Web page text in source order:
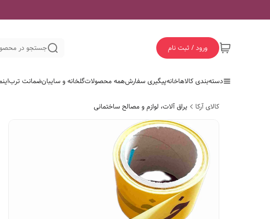
ورود / ثبت نام جستجو در
دسته‌بندی کالاهاخانهپیگیری سفارشهمه محصولاتگلخانه و سایبانضمانت ترب
کالای آرکا یراق آلات، لوازم و مصالح ساختمانی